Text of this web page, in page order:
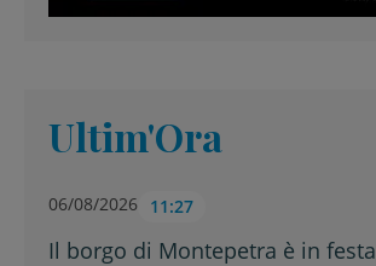
Ultim'Ora
06/08/2026 11:27
Il borgo di Montepetra è in festa